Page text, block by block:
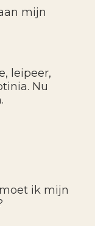
Portugese
Nu